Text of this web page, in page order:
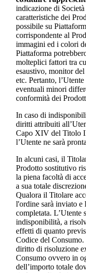
indicazione di
caratteristiche dei
possibile su
corrispondente al
immagini ed i colori
Piattaforma
molteplici fattori tra
esaustivo, monitor
etc. Pertanto,
eventuali minori
conformità dei
In caso di
diritti attribuiti
Capo XIV del Titolo
l’Utente ne sarà
In alcuni casi, il
Prodotto sostitutivo
la piena facoltà di
a sua totale
Qualora il Titolare
l'ordine sarà inviato e
completata. L’Utente
indisponibilità, a
effetti di quanto
Codice del
diritto di risoluzione
Consumo ovvero in
dell’importo totale